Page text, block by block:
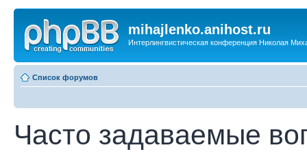
mihajlenko.anihost.ru
Интерлингвистическая конференция Николая
Список форумов
Часто задаваемые